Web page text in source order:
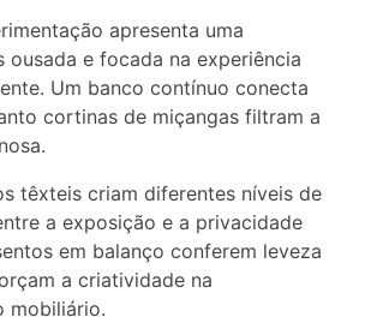
apresenta uma
ousada e focada na experiência
Um banco contínuo conecta
cortinas de miçangas filtram a
têxteis criam diferentes níveis de
a exposição e a privacidade
em balanço conferem leveza
a criatividade na
mobiliário.